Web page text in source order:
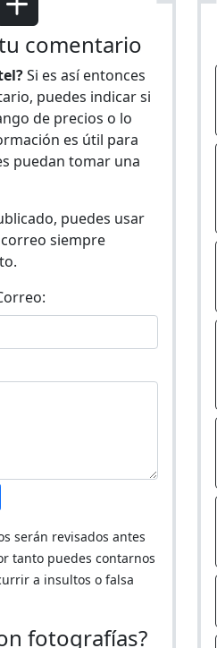
comentario
Si es así entonces
puedes indicar si
de precios o lo
es útil para
puedan tomar una
puedes usar
siempre
serán revisados antes
tanto puedes contarnos
a insultos o falsa
fotografías?